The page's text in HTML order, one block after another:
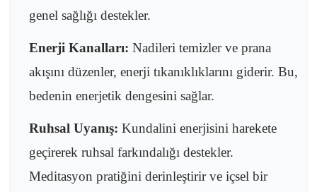
genel sağlığı destekler.
Enerji Kanalları: Nadileri temizler ve prana
akışını düzenler, enerji tıkanıklıklarını giderir. Bu,
bedenin enerjetik dengesini sağlar.
Ruhsal Uyanış: Kundalini enerjisini harekete
geçirerek ruhsal farkındalığı destekler.
Meditasyon pratiğini derinleştirir ve içsel bir